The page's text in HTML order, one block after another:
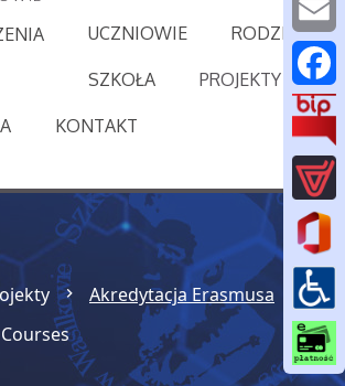
UCZNIOWIE RODZICE
SZKOŁA PROJEKTY
KONTAKT
Akredytacja Erasmusa
E
m
a
F
a
c
e
b
o
o